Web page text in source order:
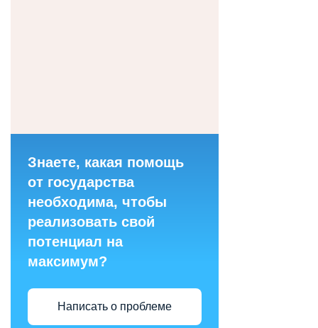
Знаете, какая помощь
от государства
необходима, чтобы
реализовать свой
потенциал на
максимум?
Написать о проблеме